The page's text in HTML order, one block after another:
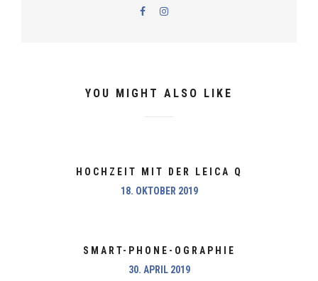
YOU MIGHT ALSO LIKE
HOCHZEIT MIT DER LEICA Q
18. OKTOBER 2019
SMART-PHONE-OGRAPHIE
30. APRIL 2019